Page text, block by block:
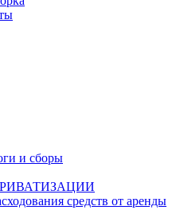
и сборы
средств от аренды